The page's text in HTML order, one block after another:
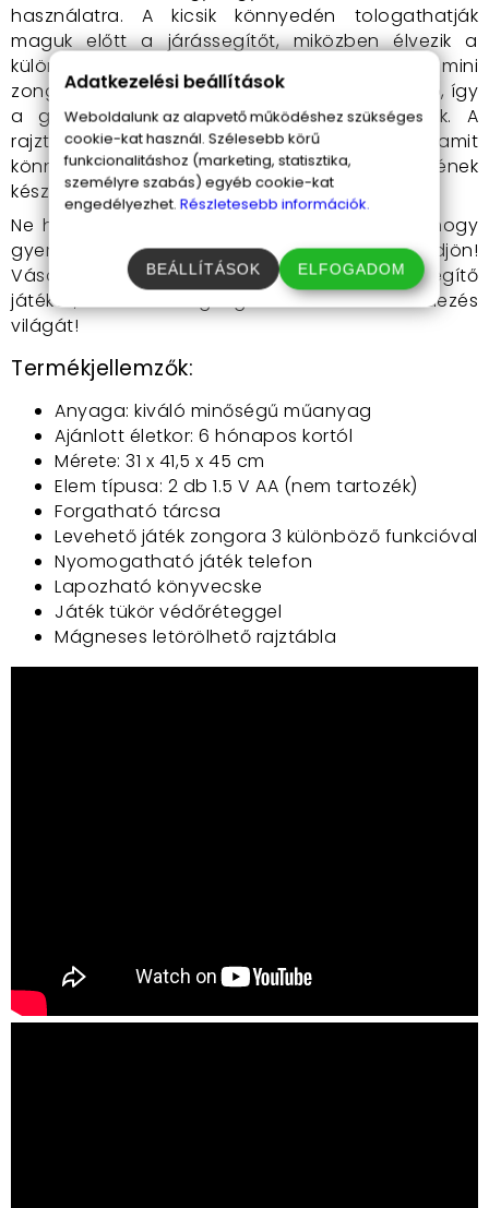
használatra. A kicsik könnyedén tologathatják
maguk előtt a járássegítőt, miközben élvezik a
különböző játékok által nyújtott élményeket. A mini
zongora és a játék telefon külön is használható, így
a gyerekek bárhol, bármikor szórakozhatnak. A
rajztábla lehetőséget ad az alkotásra, amit
könnyedén letörölhetnek, ha új művet szeretnének
készíteni.
Ne hagyd ki ezt a fantasztikus lehetőséget, hogy
gyermeked játék közben tanuljon és fejlődjön!
Vásárold meg a multifunkciós, zenélő, járássegítő
játékot, és tedd még izgalmasabbá a felfedezés
világát!
Termékjellemzők:
Anyaga: kiváló minőségű műanyag
Ajánlott életkor: 6 hónapos kortól
Mérete: 31 x 41,5 x 45 cm
Elem típusa: 2 db 1.5 V AA (nem tartozék)
Forgatható tárcsa
Levehető játék zongora 3 különböző funkcióval
Nyomogatható játék telefon
Lapozható könyvecske
Játék tükör védőréteggel
Mágneses letörölhető rajztábla
Adatkezelési beállítások
Weboldalunk az alapvető működéshez szükséges
cookie-kat használ. Szélesebb körű
funkcionalitáshoz (marketing, statisztika,
személyre szabás) egyéb cookie-kat
engedélyezhet. Részletesebb információk.
BEÁLLÍTÁSOK ELFOGADOM